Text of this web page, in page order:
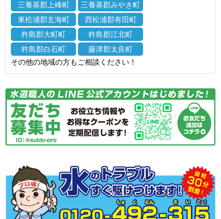
三養基郡上峰町
三養基郡みやき町
東松浦郡玄海町
西松浦郡有田町
杵島郡大町町
杵島郡江北町
杵島郡白石町
藤津郡太良町
その他の地域の方もご相談ください！